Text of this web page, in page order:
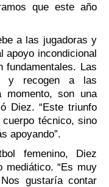
que este año
a las jugadoras y
apoyo incondicional
fundamentales. Las
y recogen a las
momento, son una
Diez. “Este triunfo
técnico, sino
apoyando”.
femenino, Diez
mediático. “Es muy
gustaría contar